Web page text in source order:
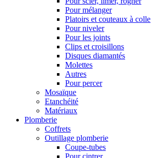
Pour mélanger
Platoirs et couteaux à colle
Pour niveler
Pour les joints
Clips et croisillons
Disques diamantés
Molettes
Autres
Pour percer
Mosaïque
Etanchéité
Matériaux
Plomberie
Coffrets
Outillage plomberie
Coupe-tubes
Pour cintrer